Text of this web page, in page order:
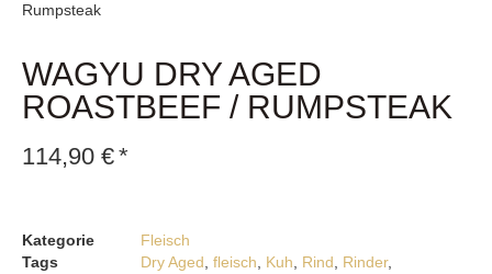
Rumpsteak
WAGYU DRY AGED
ROASTBEEF / RUMPSTEAK
114,90 €*
Kategorie
Fleisch
Tags
Dry Aged, fleisch, Kuh, Rind, Rinder,